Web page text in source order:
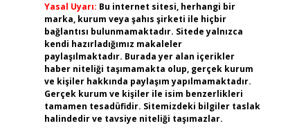
Yasal Uyarı: Bu internet sitesi, herhangi bir
marka, kurum veya şahıs şirketi ile hiçbir
bağlantısı bulunmamaktadır. Sitede yalnızca
kendi hazırladığımız makaleler
paylaşılmaktadır. Burada yer alan içerikler
haber niteliği taşımamakta olup, gerçek kurum
ve kişiler hakkında paylaşım yapılmamaktadır.
Gerçek kurum ve kişiler ile isim benzerlikleri
tamamen tesadüfidir. Sitemizdeki bilgiler taslak
halindedir ve tavsiye niteliği taşımazlar.